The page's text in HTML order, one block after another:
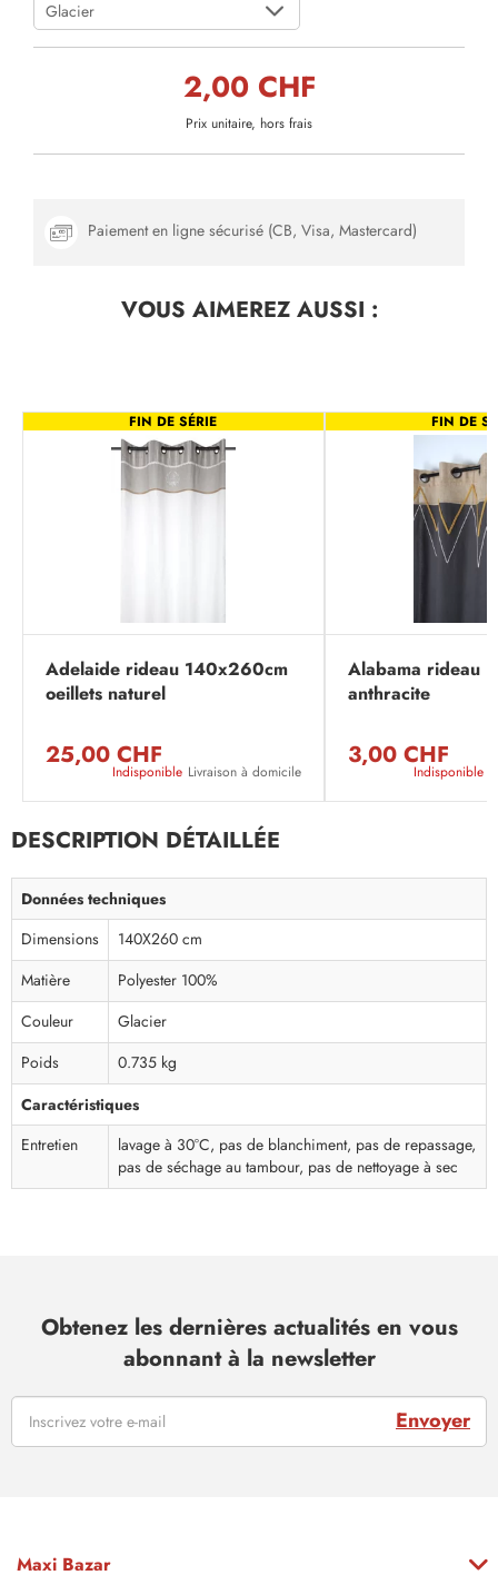
Glacier
2,00 CHF
Prix unitaire, hors frais
Paiement en ligne sécurisé (CB, Visa, Mastercard)
VOUS AIMEREZAUSSI :
FIN DE SÉRIE
Adelaide rideau 140x260cm
oeillets naturel
25,00 CHF
Indisponible Livraison à domicile
FIN DE
Alabama rideau
anthracite
3,00 CHF
Indisponible
DESCRIPTION DÉTAILLÉE
Données techniques
Dimensions
140X260 cm
Matière
Polyester 100%
Couleur
Glacier
Poids
0.735 kg
Caractéristiques
Entretien
lavage à 30°C, pas de blanchiment, pas de repassage,
pas de séchage au tambour, pas de nettoyage à sec
Obtenez les dernières actualités en vous
abonnant à la newsletter
Envoyer
Maxi Bazar